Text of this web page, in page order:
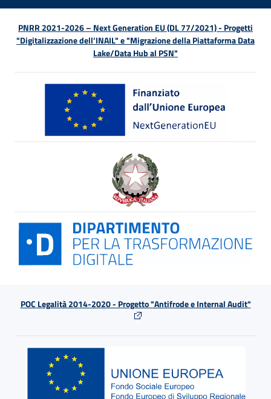
PNRR 2021-2026 – Next Generation EU (DL 77/2021) - Progetti
"Digitalizzazione dell’INAIL" e "Migrazione della Piattaforma Data
Lake/Data Hub al PSN"
POC Legalità 2014-2020 - Progetto "Antifrode e Internal Audit"